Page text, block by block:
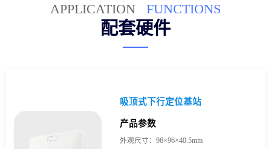
APPLICATION FUNCTIONS
配套硬件
吸顶式下行定位基站
产品参数
外观尺寸：96×96×40.5mm